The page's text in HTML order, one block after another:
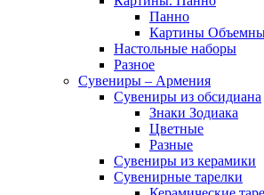
Панно
Картины
Настольные наборы
Разное
Сувениры – Армения
Сувениры из обсидиана
Знаки Зодиака
Цветные
Разные
Сувениры из керамики
Сувенирные тарелки